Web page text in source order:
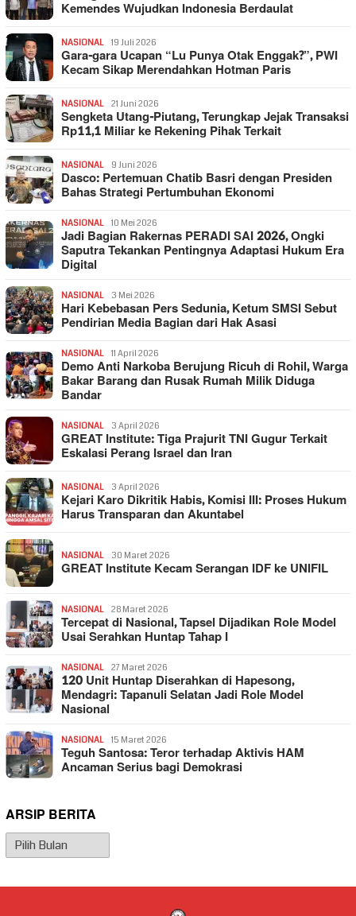
Kemendes Wujudkan Indonesia Berdaulat
NASIONAL 19 Juli 2026
Gara-gara Ucapan “Lu Punya Otak Enggak?”, PWI
Kecam Sikap Merendahkan Hotman Paris
NASIONAL 21 Juni 2026
Sengketa Utang-Piutang, Terungkap Jejak Transaksi
Rp11,1 Miliar ke Rekening Pihak Terkait
NASIONAL 9 Juni 2026
Dasco: Pertemuan Chatib Basri dengan Presiden
Bahas Strategi Pertumbuhan Ekonomi
NASIONAL 10 Mei 2026
Jadi Bagian Rakernas PERADI SAI 2026, Ongki
Saputra Tekankan Pentingnya Adaptasi Hukum Era
Digital
NASIONAL 3 Mei 2026
Hari Kebebasan Pers Sedunia, Ketum SMSI Sebut
Pendirian Media Bagian dari Hak Asasi
NASIONAL 11 April 2026
Demo Anti Narkoba Berujung Ricuh di Rohil, Warga
Bakar Barang dan Rusak Rumah Milik Diduga
Bandar
NASIONAL 3 April 2026
GREAT Institute: Tiga Prajurit TNI Gugur Terkait
Eskalasi Perang Israel dan Iran
NASIONAL 3 April 2026
Kejari Karo Dikritik Habis, Komisi III: Proses Hukum
Harus Transparan dan Akuntabel
NASIONAL 30 Maret 2026
GREAT Institute Kecam Serangan IDF ke UNIFIL
NASIONAL 28 Maret 2026
Tercepat di Nasional, Tapsel Dijadikan Role Model
Usai Serahkan Huntap Tahap I
NASIONAL 27 Maret 2026
120 Unit Huntap Diserahkan di Hapesong,
Mendagri: Tapanuli Selatan Jadi Role Model
Nasional
NASIONAL 15 Maret 2026
Teguh Santosa: Teror terhadap Aktivis HAM
Ancaman Serius bagi Demokrasi
ARSIP BERITA
Arsip
Berita